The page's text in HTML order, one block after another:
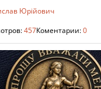
Юрійович
457Коментарии:0